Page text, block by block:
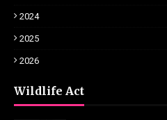
2024
2025
2026
Wildlife Act